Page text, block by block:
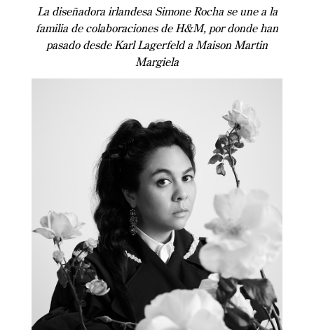
La diseñadora irlandesa Simone Rocha se une a la
familia de colaboraciones de H&M, por donde han
pasado desde Karl Lagerfeld a Maison Martin
Margiela